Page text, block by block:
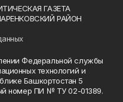
ГАЗЕТА
РАЙОН
Федеральной службы
технологий и
Башкортостан 5
номер ПИ № ТУ 02-01389.